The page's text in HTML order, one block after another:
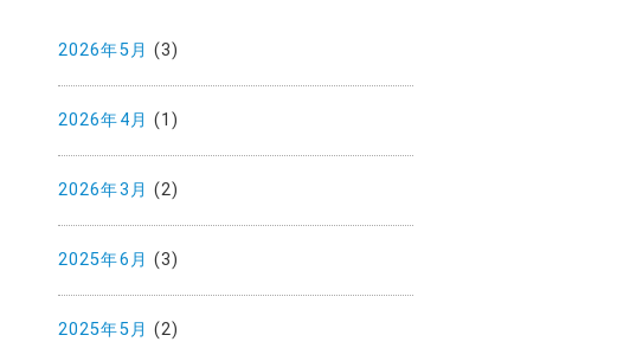
2026年5月 (3)
2026年4月 (1)
2026年3月 (2)
2025年6月 (3)
2025年5月 (2)